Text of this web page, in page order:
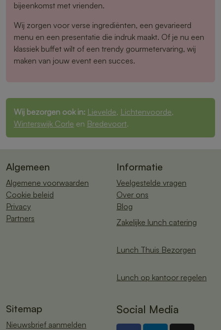
bijeenkomst met vrienden.
Wij zorgen voor verse ingrediënten, een gevarieerd
menu en een presentatie die indruk maakt. Of je nu een
klassiek buffet wilt of een trendy gourmetervaring, wij
maken van jouw event een succes.
Wij bezorgen ook in: Lievelde, Lichtenvoorde,
Winterswijk Corle en Bredevoort.
Algemeen
Algemene voorwaarden
Cookie beleid
Privacy
Partners
Informatie
Veelgestelde vragen
Over ons
Blog
Zakelijke lunch catering
Lunch Thuis Bezorgen
Lunch op kantoor regelen
Sitemap
Nieuwsbrief aanmelden
Social Media